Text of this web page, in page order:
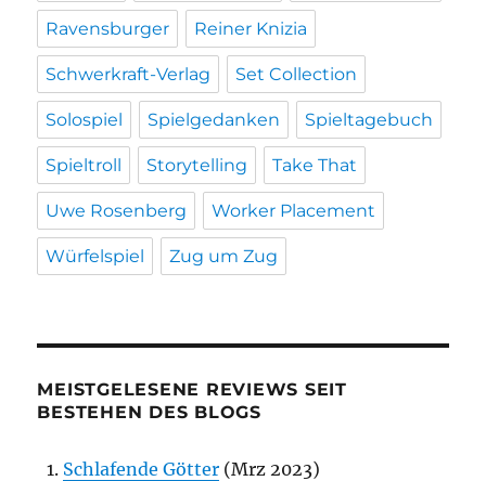
Ravensburger Reiner Knizia
Schwerkraft-Verlag Set Collection
Solospiel Spielgedanken Spieltagebuch
Spieltroll Storytelling Take That
Uwe Rosenberg Worker Placement
Würfelspiel Zug um Zug
MEISTGELESENE REVIEWS SEIT
BESTEHEN DES BLOGS
Schlafende Götter (Mrz 2023)